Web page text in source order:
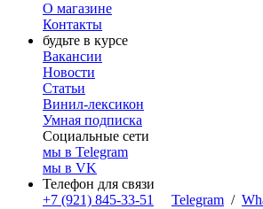
О магазине
Контакты
будьте в курсе
Вакансии
Новости
Статьи
Винил-лексикон
Умная подписка
Социальные сети
мы в Telegram
мы в VK
Телефон для связи
+7 (921) 845-33-51
Telegram /